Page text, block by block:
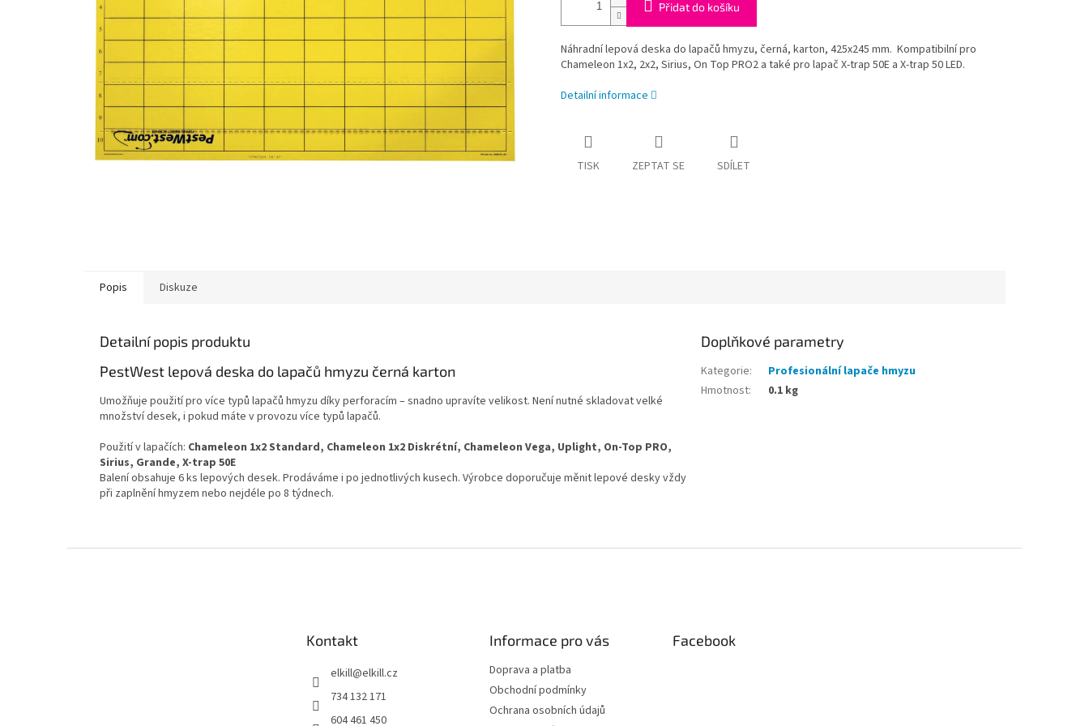
Přidat do košíku
Náhradní lepová deska do lapačů hmyzu, černá, karton, 425x245 mm. Kompatibilní pro
Chameleon 1x2, 2x2, Sirius, On Top PRO2 a také pro lapač X-trap 50E a X-trap 50 LED.
Detailní informace
TISK ZEPTAT SE SDÍLET
Popis Diskuze
Detailní popis produktu
PestWest lepová deska do lapačů hmyzu černá karton
Umožňuje použití pro více typů lapačů hmyzu díky perforacím – snadno upravíte velikost. Není nutné skladovat velké
množství desek, i pokud máte v provozu více typů lapačů.
Použití v lapačích: Chameleon 1x2 Standard, Chameleon 1x2 Diskrétní, Chameleon Vega, Uplight, On-Top PRO,
Sirius, Grande, X-trap 50E
Balení obsahuje 6 ks lepových desek. Prodáváme i po jednotlivých kusech. Výrobce doporučuje měnit lepové desky vždy
při zaplnění hmyzem nebo nejdéle po 8 týdnech.
Doplňkové parametry
Kategorie:
Profesionální lapače hmyzu
Hmotnost: 0.1 kg
Kontakt
elkill@elkill.cz
734 132 171
604 461 450
Informace pro vás
Doprava a platba
Obchodní podmínky
Ochrana osobních údajů
Facebook